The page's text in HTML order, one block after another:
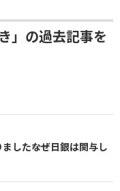
」の過去記事を
した――なぜ日銀は関与し